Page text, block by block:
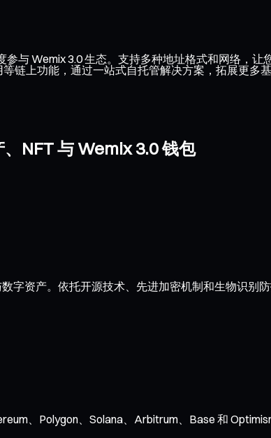
与 Wemix 3.0 生态。支持多种地址格式和网络，让
链上功能，通过一站式自托管解决方案，拓展更多基
NFT 与 Wemix 3.0 钱包
字资产。依托开源技术、先进加密机制和生物识别
、Polygon、Solana、Arbitrum、Base 和